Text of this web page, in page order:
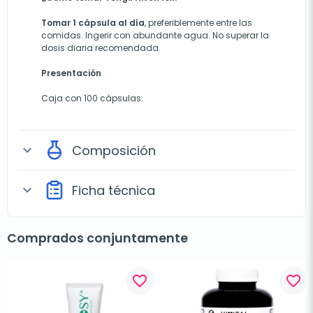
Tomar 1 cápsula al día, preferiblemente entre las
comidas. Ingerir con abundante agua. No superar la
dosis diaria recomendada.
Presentación
Caja con 100 cápsulas.
expand_more Composición
expand_more Ficha técnica
Comprados conjuntamente
favorite_border favorite_border